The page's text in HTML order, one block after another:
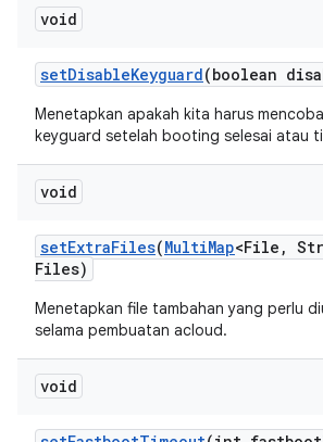
void
setDisableKeyguard(boolean
Menetapkan apakah kita harus
keyguard setelah booting selesai atau
void
setExtraFiles(MultiMap<File ,
Files)
Menetapkan file tambahan yang perlu
selama pembuatan acloud.
void